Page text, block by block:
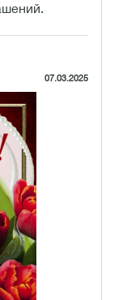
07.03.2025